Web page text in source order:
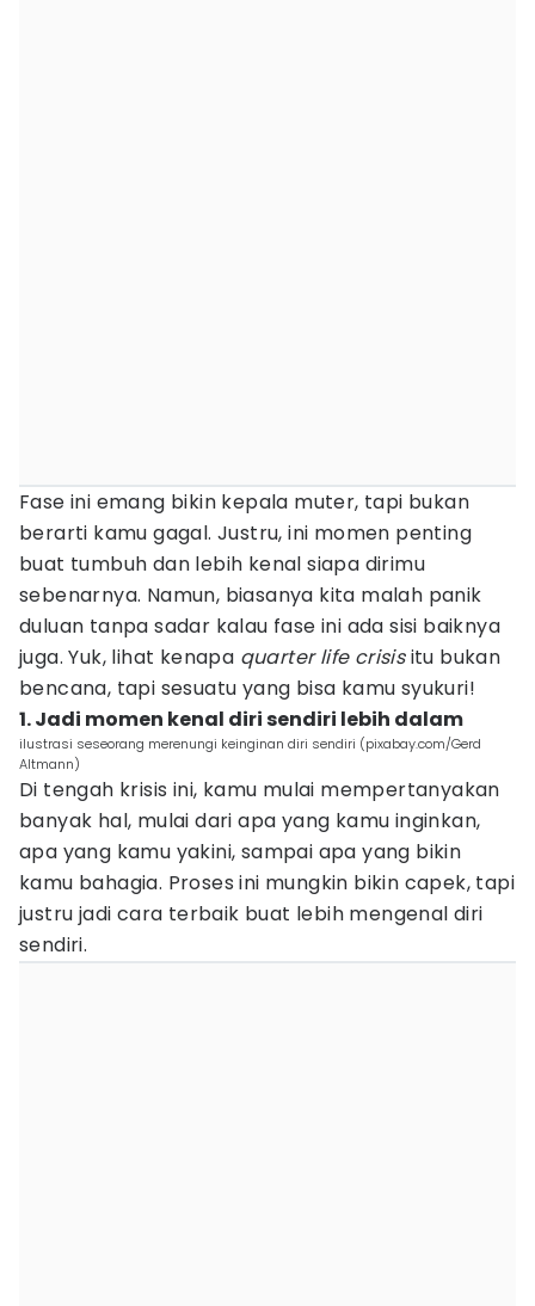
Fase ini emang bikin kepala muter, tapi bukan
berarti kamu gagal. Justru, ini momen penting
buat tumbuh dan lebih kenal siapa dirimu
sebenarnya. Namun, biasanya kita malah panik
duluan tanpa sadar kalau fase ini ada sisi baiknya
juga. Yuk, lihat kenapa quarter life crisisitu bukan
bencana, tapi sesuatu yang bisa kamu syukuri!
1. Jadi momen kenal diri sendiri lebih dalam
ilustrasi seseorang merenungi keinginan diri sendiri (pixabay.com/Gerd
Altmann)
Di tengah krisis ini, kamu mulai mempertanyakan
banyak hal, mulai dari apa yang kamu inginkan,
apa yang kamu yakini, sampai apa yang bikin
kamu bahagia. Proses ini mungkin bikin capek, tapi
justru jadi cara terbaik buat lebih mengenal diri
sendiri.